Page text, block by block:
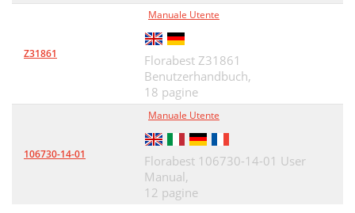
Z31861
Manuale Utente
Florabest Z31861
Benutzerhandbuch,
18 pagine
106730-14-01
Manuale Utente
Florabest 106730-14-01 User
Manual,
12 pagine